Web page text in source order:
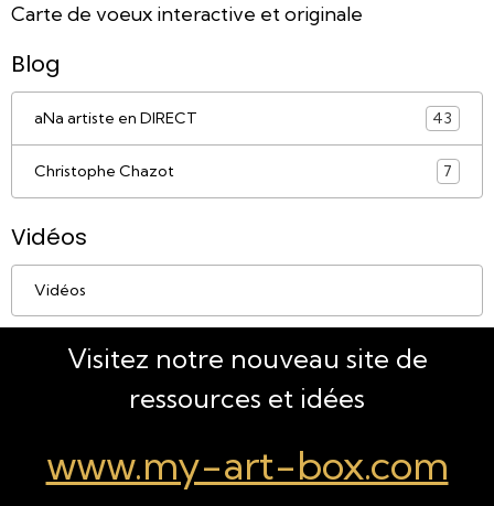
Carte de voeux interactive et originale
Blog
aNa artiste en DIRECT 43
Christophe Chazot 7
Vidéos
Vidéos
Visitez notre nouveau site de
ressources et idées
www.my-art-box.com